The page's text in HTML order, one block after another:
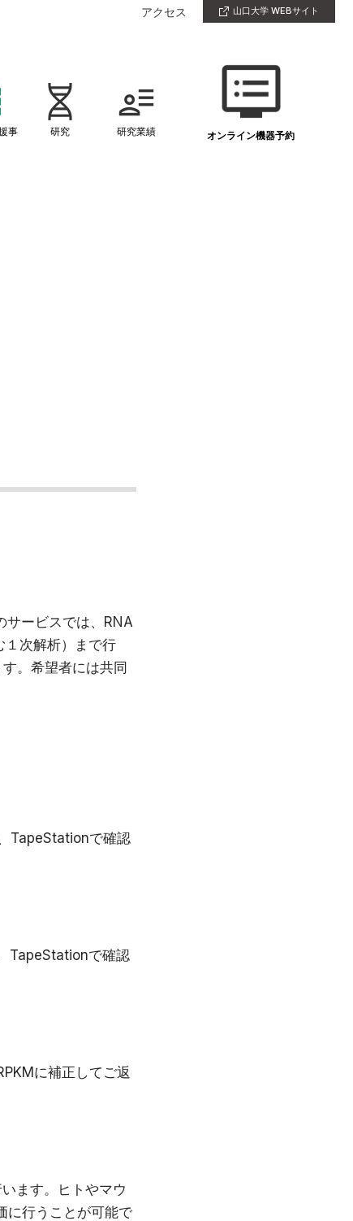
アクセス 山口大学 WEBサイト
事
研究 研究業績 オンライン機器予約
サービスでは、RNA
１次解析）まで行
。希望者には共同
TapeStationで確認
TapeStationで確認
に補正してご返
ます。ヒトやマウ
に行うことが可能で